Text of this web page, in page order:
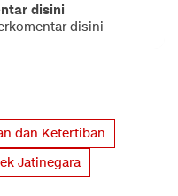
disini
disini
dan Ketertiban
Jatinegara